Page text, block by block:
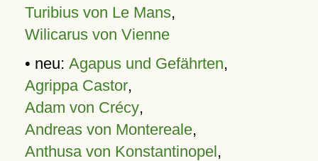
Turibius von Le Mans,
Wilicarus von Vienne
• neu: Agapus und Gefährten,
Agrippa Castor,
Adam von Crécy,
Andreas von Montereale,
Anthusa von Konstantinopel,